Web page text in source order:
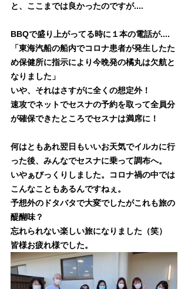
と、ここまでは良かったのですが....
BBQで盛り上がってる時に１本の電話が....
「東海汽船の船内でコロナ患者が発生したた
め保健所に指示により今晩発の橘丸は欠航と
なりました」
いや、それはさすがに全くの想定外！
速攻でネットでセスナの予約を取って全員分
が確保できたところでセスナは満席に！
何はともあれ翌日もいいお天気でイルカに行
った後、みんなでセスナに乗って調布へ。
いやぁびっくりしました。コロナ禍の中では
こんなこともあるんですねぇ。
予想外のドタバタで大変でしたがこれも旅の
醍醐味？
忘れられない楽しい旅になりました（笑）
皆様お疲れ様でした。